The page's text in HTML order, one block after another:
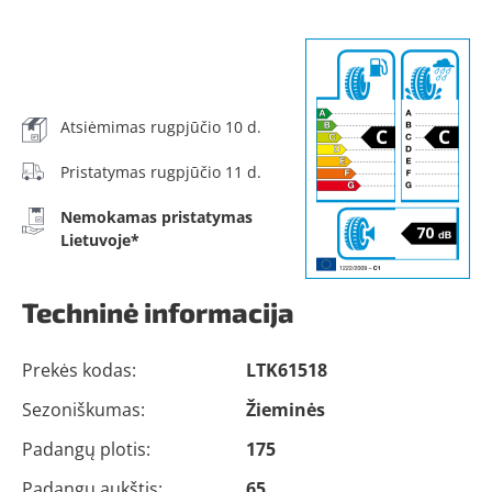
Atsiėmimas rugpjūčio 10 d.
Pristatymas rugpjūčio 11 d.
Nemokamas pristatymas
Lietuvoje*
Techninė informacija
Prekės kodas:
LTK61518
Sezoniškumas:
Žieminės
Padangų plotis:
175